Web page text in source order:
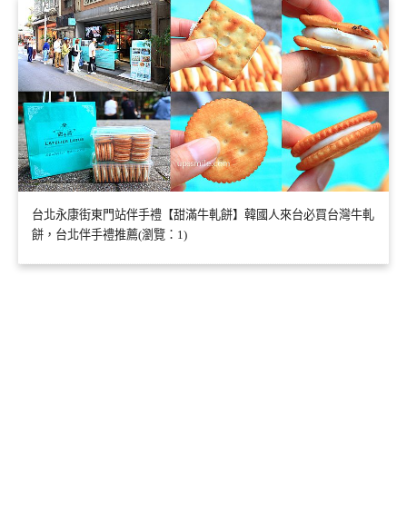
台北永康街東門站伴手禮【甜滿牛軋餅】韓國人來台必買台灣牛軋
餅，台北伴手禮推薦(瀏覽：1)